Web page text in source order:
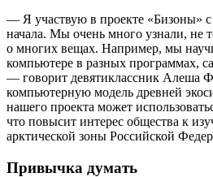
— Я участвую в проекте «Бизоны» с
начала. Мы очень много узнали, не
о многих вещах. Например, мы
компьютере в разных программах,
— говорит девятиклассник Алеша
компьютерную модель древней
нашего проекта может
что повысит интерес общества к
арктической зоны Российской
Привычка думать